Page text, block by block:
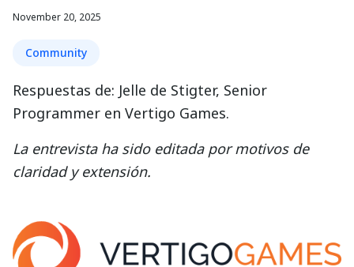
November 20, 2025
Community
Respuestas de: Jelle de Stigter, Senior
Programmer en Vertigo Games.
La entrevista ha sido editada por motivos de
claridad y extensión.